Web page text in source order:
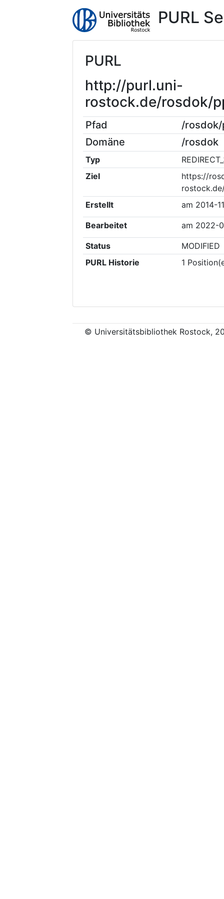
PURL
PURL
http://purl.uni-
rostock.de/rosdok/
Pfad
/rosdok/
Domäne
/rosdok
Typ
Ziel
https://
Erstellt
am 2014-
Bearbeitet am 2022-
Status
MODIFIED
PURL Historie
1
© Universitätsbibliothek Rostock,